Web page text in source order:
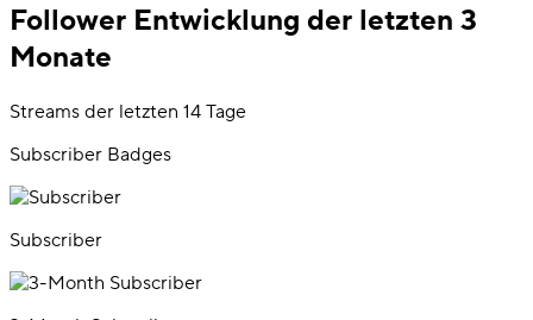
Follower Entwicklung der letzten 3
Monate
Streams der letzten 14 Tage
Subscriber Badges
Subscriber